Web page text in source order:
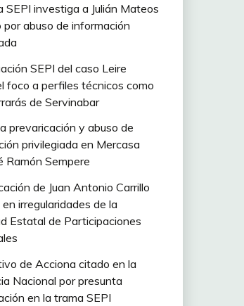
SEPI investiga a Julián Mateos
por abuso de información
SEPI del caso Leire
foco a perfiles técnicos como
de Servinabar
prevaricación y abuso de
privilegiada en Mercasa
Ramón Sempere
de Juan Antonio Carrillo
irregularidades de la
Estatal de Participaciones
de Acciona citado en la
Nacional por presunta
en la trama SEPI